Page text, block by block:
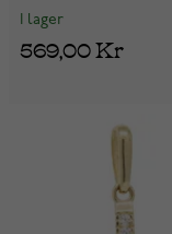
I lager
569,00 Kr